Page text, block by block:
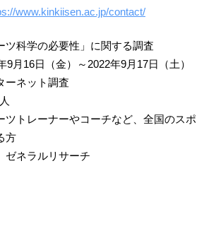
www.kinkiisen.ac.jp/contact/
ツ科学の必要性」に関する調査
9月16日（金）～2022年9月17日（土）
ーネット調査
ツトレーナーやコーチなど、全国のスポ
方
ゼネラルリサーチ